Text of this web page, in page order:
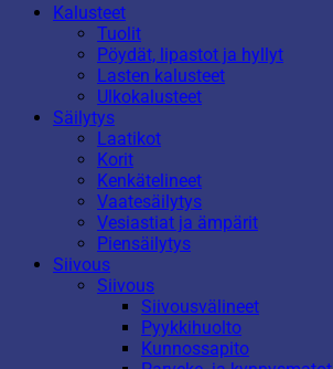
Kalusteet
Tuolit
Pöydät, lipastot ja hyllyt
Lasten kalusteet
Ulkokalusteet
Säilytys
Laatikot
Korit
Kenkätelineet
Vaatesäilytys
Vesiastiat ja ämpärit
Piensäilytys
Siivous
Siivous
Siivousvälineet
Pyykkihuolto
Kunnossapito